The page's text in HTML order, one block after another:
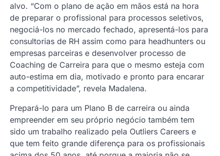
alvo. “Com o plano de ação em mãos está na hora
de preparar o profissional para processos seletivos,
negociá-los no mercado fechado, apresentá-los para
consultorias de RH assim como para headhunters ou
empresas parceiras e desenvolver processo de
Coaching de Carreira para que o mesmo esteja com
auto-estima em dia, motivado e pronto para encarar
a competitividade”, revela Madalena.
Prepará-lo para um Plano B de carreira ou ainda
empreender em seu próprio negócio também tem
sido um trabalho realizado pela Outliers Careers e
que tem feito grande diferença para os profissionais